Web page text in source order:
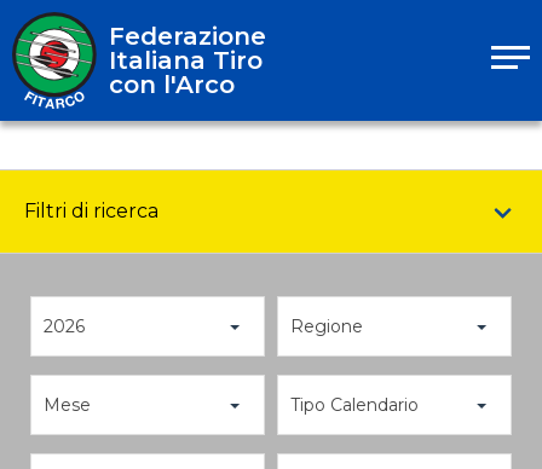
Federazione
Italiana Tiro
con l'Arco
Filtri di ricerca
2026 Regione
Mese Tipo Calendario